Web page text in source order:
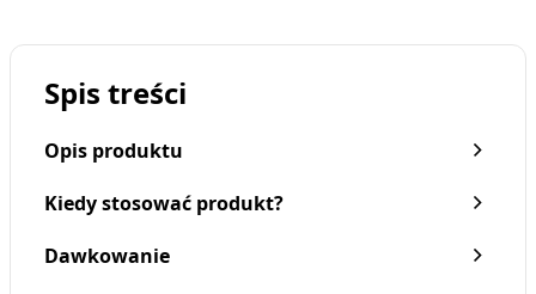
Spis treści
Opis produktu
Kiedy stosować produkt?
Dawkowanie